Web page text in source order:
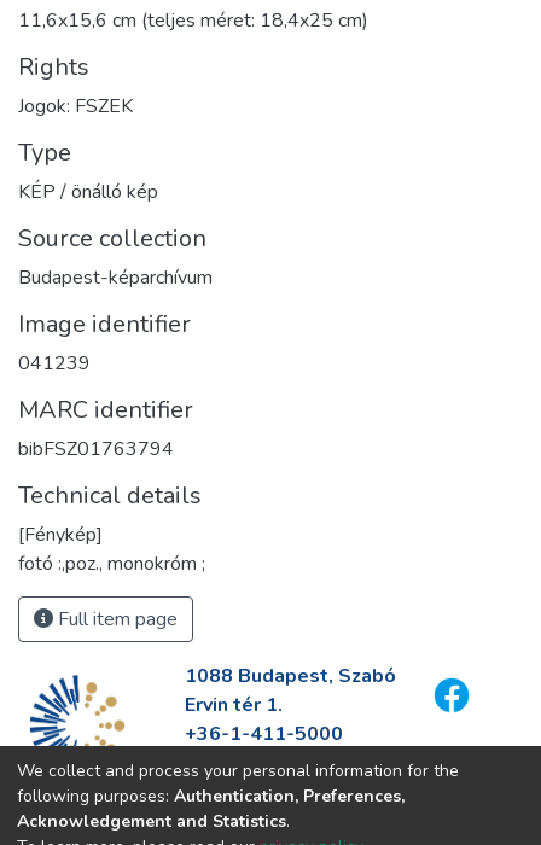
11,6x15,6 cm (teljes méret: 18,4x25 cm)
Rights
Jogok: FSZEK
Type
KÉP / önálló kép
Source collection
Budapest-képarchívum
Image identifier
041239
MARC identifier
bibFSZ01763794
Technical details
[Fénykép]
fotó :,poz., monokróm ;
Full item page
1088 Budapest, Szabó
Ervin tér 1.
+36-1-411-5000
info@fszek.hu
https://fszek.hu
We collect and process your personal information for the
following purposes: Authentication, Preferences,
Acknowledgement and Statistics.